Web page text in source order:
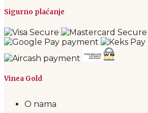
Sigurno plaćanje
Vinea Gold
O nama